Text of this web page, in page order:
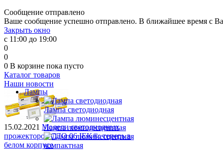
Сообщение отправлено
Ваше сообщение успешно отправлено. В ближайшее время с
Закрыть окно
с 11:00 до 19:00
0
0
0 В корзине пока пусто
Каталог товаров
Лампы
Лампа светодиодная
Лампа люминесцентная
Наши новости
15.02.2021 Модели светодиодных
прожекторов СДО 06 IEK®: теперь в
белом корпусе